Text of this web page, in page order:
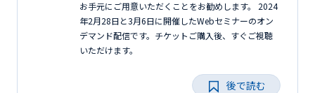
お手元にご用意いただくことをお勧めします。 2024
年2月28日と3月6日に開催したWebセミナーのオン
デマンド配信です。チケットご購入後、すぐご視聴
いただけます。
後で読む